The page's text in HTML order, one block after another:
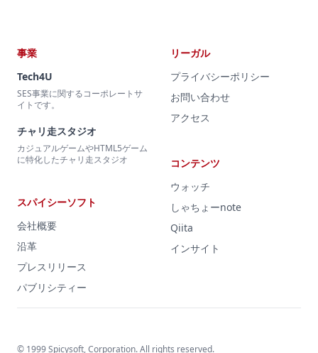
事業
Tech4U
SES事業に関するコーポレートサ
イトです。
チャリ走スタジオ
カジュアルゲームやHTML5ゲーム
に特化したチャリ走スタジオ
スパイシーソフト
会社概要
沿革
プレスリリース
パブリシティー
リーガル
プライバシーポリシー
お問い合わせ
アクセス
コンテンツ
ウォッチ
しゃちょーnote
Qiita
インサイト
© 1999 Spicysoft, Corporation. All rights reserved.